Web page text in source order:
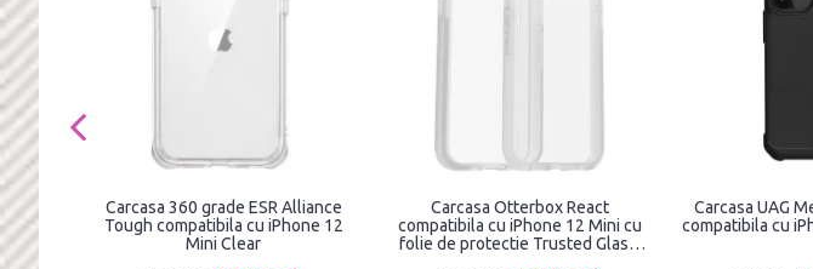
Carcasa 360 grade ESR Alliance
Tough compatibila cu iPhone 12
Mini Clear
Carcasa Otterbox React
compatibila cu iPhone 12 Mini cu
folie de protectie Trusted Glass,
Carcasa UAG
compatibila cu